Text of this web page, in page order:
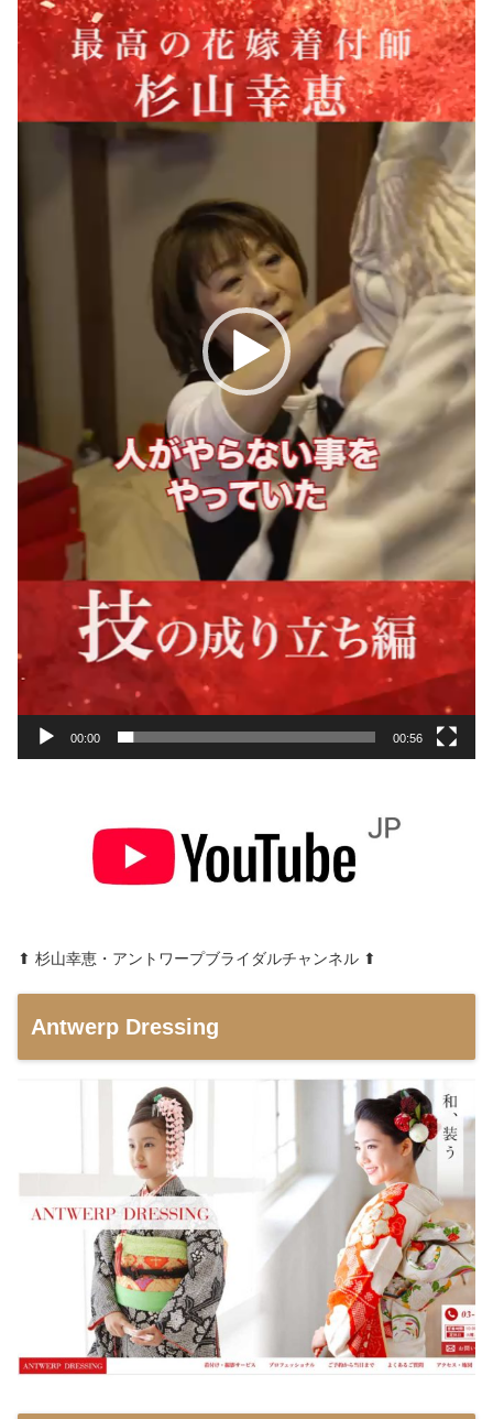
プ
ー
00:00 00:56
⬆︎ 杉山幸恵・アントワープブライダルチャンネル ⬆︎
Antwerp Dressing